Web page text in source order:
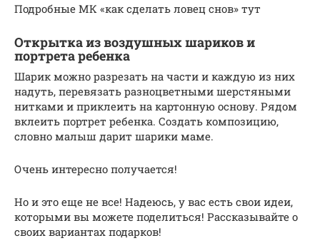
Подробные МК «как сделать ловец снов» тут
Открытка из воздушных шариков и
портрета ребенка
Шарик можно разрезать на части и каждую из них
надуть, перевязать разноцветными шерстяными
нитками и приклеить на картонную основу. Рядом
вклеить портрет ребенка. Создать композицию,
словно малыш дарит шарики маме.
Очень интересно получается!
Но и это еще не все! Надеюсь, у вас есть свои идеи,
которыми вы можете поделиться! Рассказывайте о
своих вариантах подарков!